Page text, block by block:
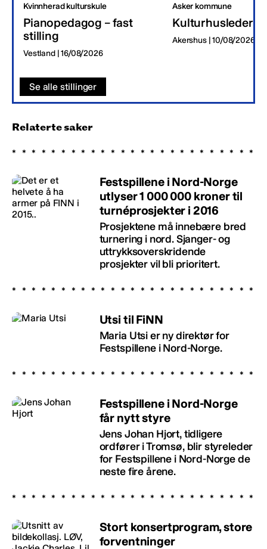
Kvinnherad kulturskule
Pianopedagog – fast
stilling
Vestland | 16/08/2026
Asker kommune
Kulturhusleder
Akershus | 10/08/2026
Se alle stillinger
Relaterte saker
Festspillene i Nord-Norge
utlyser 1 000 000 kroner til
turnéprosjekter i 2016
Prosjektene må innebære bred
turnering i nord. Sjanger- og
uttrykksoverskridende
prosjekter vil bli prioritert.
Utsi til FiNN
Maria Utsi er ny direktør for
Festspillene i Nord-Norge.
Festspillene i Nord-Norge
får nytt styre
Jens Johan Hjort, tidligere
ordfører i Tromsø, blir styreleder
for Festspillene i Nord-Norge de
neste fire årene.
Stort konsertprogram, store
forventninger